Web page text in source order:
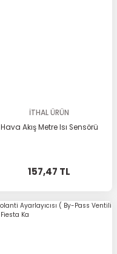
İTHAL ÜRÜN
Hava Akış Metre Isı Sensörü
157,47 TL